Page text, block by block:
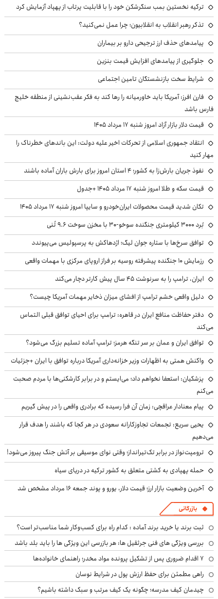
ترکیه نخستین بمب سنگرشکن خود را با قابلیت پرتاب از پهپاد آزمایش کرد
تذکر رهبر انقلاب به انقلابیون؛ چرا عمل نمی‌کنید؟
پیامدهای حذف ارز ترجیحی دارو بر بیماران
جلوگیری از پیامدهای افزایش قیمت بنزین
شرایط سخت بازنشستگان تامین اجتماعی
فارن افرز: آمریکا باید خاورمیانه را رها کند به فکر عقب‌نشینی از منطقه خلیج
فارس باشد
قیمت دلار بازار آزاد امروز شنبه ۱۷ مرداد ۱۴۰۵
انتقاد جمهوری اسلامی از تحرکات اخیر علیه دولت: این باندهای خطرناک را
مهار کنید
نفوذ جریان بارش‌زا به کشور؛ ۴ استان امروز برای بارش باران آماده باشند
قیمت سکه و طلا امروز شنبه ۱۷ مرداد ۱۴۰۵ +جدول
تکان شدید قیمت محصولات ایران‌خودرو و سایپا امروز شنبه ۱۷ مرداد ۱۴۰۵
بُرد ۳۰۰۰ کیلومتری جنگنده سوخو-۳۰ با مخزن سوخت ۹.۶ تُنی
توافق سرخ‌ها با ستاره جوان لیگ؛ اژدهاکش به پرسپولیس می‌پیوندد
رزمایش ۱۰ جنگنده پیشرفته روسیه بر فراز اروپای مرکزی با مهمات واقعی
ایران، ترامپ را به سرنوشت ۴۵ سال پیش کارتر دچار می‌کند
دلیل واقعی خشم ترامپ از افشای میزان ذخایر مهمات آمریکا چیست؟
دفتر حفاظت منافع ایران در قاهره: ترامپ برای احیای توافق قبلی التماس
می‌کند
توافق ایران و عمان بر سر تنگه هرمز؛ ترامپ آماده تسلیم بزرگ می‌شود؟
واکنش همتی به اظهارات وزیر خزانه‌داری آمریکا درباره توافق با ایران +جزئیات
پزشکیان: استعفا نخواهم داد؛ می‌ایستم و در برابر کارشکنی‌ها با مردم صحبت
می‌کنم
پیام معنادار عراقچی: زمان آن فرا رسیده که برادری واقعی را در پیش گیریم
یحیی سریع: تجمعات تجاوزکارانه سعودی در هر کجا که باشند را هدف قرار
می‌دهیم
ترومپت‌نواز در برابر تک‌تیرانداز؛ وقتی نوای موسیقی بر آتش جنگ پیروز می‌شود!
حمله پهپادی به کشتی متعلق به کشور ترکیه در دریای سیاه
آخرین وضعیت بازار ارز؛ قیمت دلار، یورو و پوند جمعه ۱۶ مرداد مشخص شد
بازرگانی
ثبت برند یا خرید برند آماده : کدام راه برای کسب‌وکار شما مناسب‌تر است؟
بررسی ویژگی های فنی جرثقیل ها: هر بازرسی این ویژگی ها را باید بلد باشد
۷ اقدام ضروری پس از تشکیل پرونده مواد مخدر؛ راهنمای خانواده‌ها
راهی مطمئن برای حفظ ارزش پول در شرایط نوسان
چیدمان کیف مدرسه؛ چگونه یک کیف مرتب و سبک داشته باشیم؟